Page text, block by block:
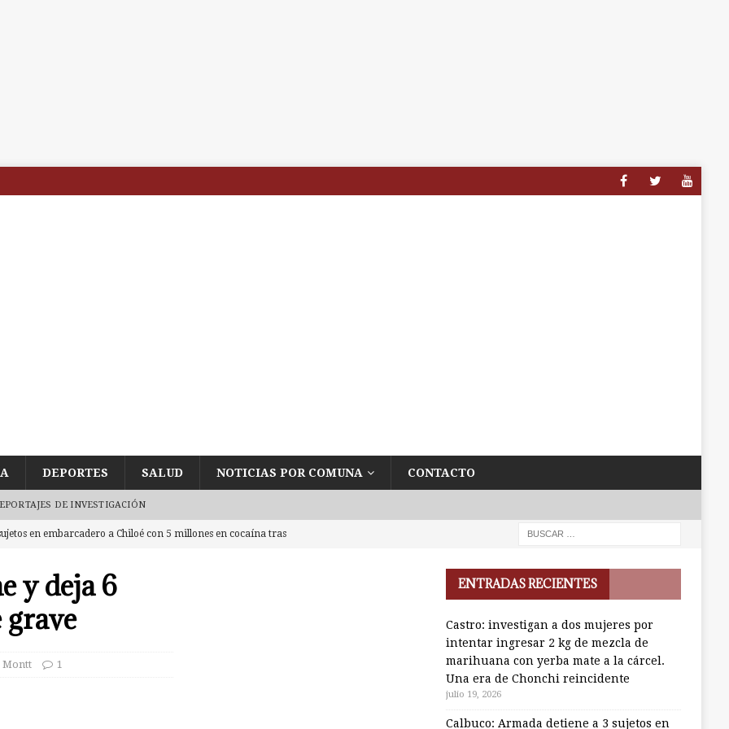
DEPORTES SALUD NOTICIAS POR COMUNA CONTACTO
DE INVESTIGACIÓN
en embarcadero a Chiloé con 5 millones en cocaína tras
en pago de sueldos en Corporación Municipal tras uso de
reducida a escombros tras «raro» incendio. Labocar indaga las
y deja 6
Montt 1
ENTRADAS RECIENTES
Castro: investigan a dos mujeres por
intentar ingresar 2 kg de mezcla de
marihuana con yerba mate a la cárcel.
Una era de Chonchi reincidente
julio 19, 2026
Calbuco: Armada detiene a 3 sujetos en